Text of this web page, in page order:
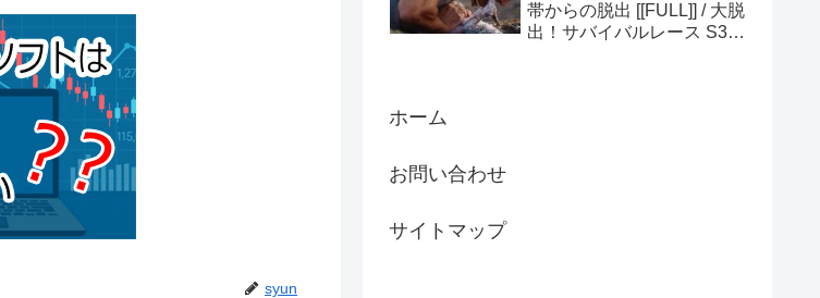
syun
帯からの脱出 [[FULL]] / 大脱
出！サバイバルレース S3
ホーム
お問い合わせ
サイトマップ